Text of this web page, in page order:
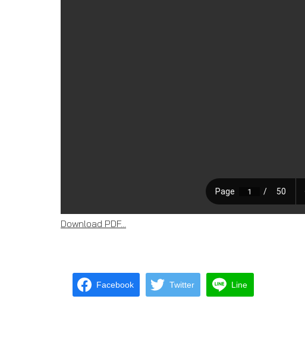
Download PDF...
Facebook Twitter Line